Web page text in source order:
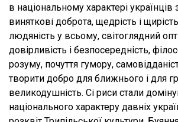
в національному характері українців
виняткові доброта, щедрість і
людяність у всьому, світоглядний
довірливість і безпосередність,
розуму, почуття гумору,
творити добро для ближнього і для
великодушність. Сі риси стали
національного характеру давніх